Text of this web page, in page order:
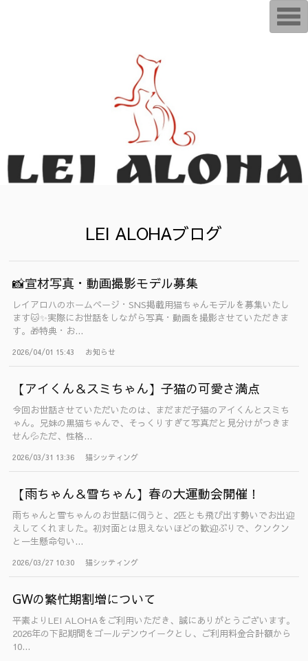
LEI ALOHAブログ
📸宣材写真・動画撮影モデル募集
レイアロハのホームページ・SNS掲載用猫ちゃんモデルを募集いたし
ます🐱✨実際にお世話をしながら写真・動画を撮影させていただきま
す。🎁特典・お...
2026/04/01 15:43 お知らせ
【アイくん＆スミちゃん】子猫の可愛さ満点
今回お世話させていただいたのは、まだまだ子猫のアイくんとスミち
ゃん。兄妹の黒猫ちゃんで、そっくりすぎて写真だと見分けがつきま
せん💦ただ、性格...
2026/03/31 13:36 猫シッティング
【雨ちゃん＆雪ちゃん】春の大運動会開催！
雨ちゃんと雪ちゃんのお世話に伺うと、2匹とも飛び出す勢いでお出迎
えしてくれました。初対面とは思えないほどの歓迎ぶりで、クンクン
と一生懸命匂い...
2026/03/27 10:30 猫シッティング
GWの繁忙期割増について
平素よりLEI ALOHAをご利用いただき、誠にありがとうございます。
2026年の下記期間をゴールデンウイークとし、ご利用料金合計額から
10...
T
o
g
o